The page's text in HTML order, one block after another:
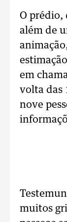
O prédio,
além de
em
volta das
nove
muitos